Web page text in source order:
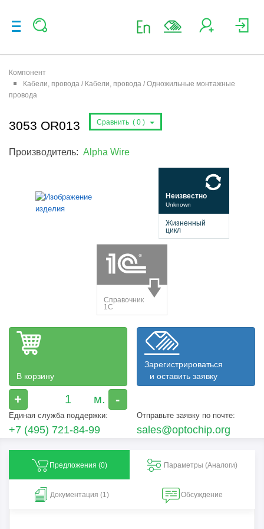
Компонент
Кабели, провода / Кабели, провода / Одножильные монтажные
провода
3053 OR013 Сравнить ( 0 )
Производитель: Alpha Wire
В корзину
+ -
Зарегистрироваться
и оставить заявку
Единая служба поддержки:
+7 (495) 721-84-99
Отправьте заявку по почте:
sales@optochip.org
Предложения (0) Параметры (Aналоги)
Документация (1) Обсуждение